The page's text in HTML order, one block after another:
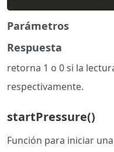
Parámetros
Respuesta
retorna 1 o 0 si la
respectivamente.
startPressure()
Función para iniciar